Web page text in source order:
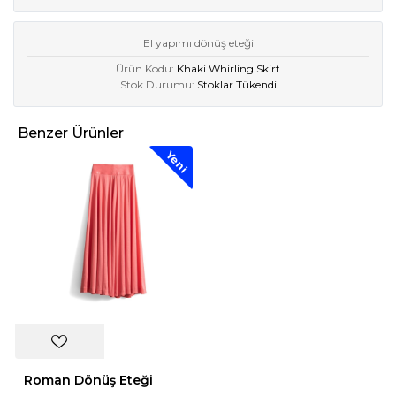
El yapımı dönüş eteği
Ürün Kodu: Khaki Whirling Skirt
Stok Durumu: Stoklar Tükendi
Benzer Ürünler
Yeni
Roman Dönüş Eteği